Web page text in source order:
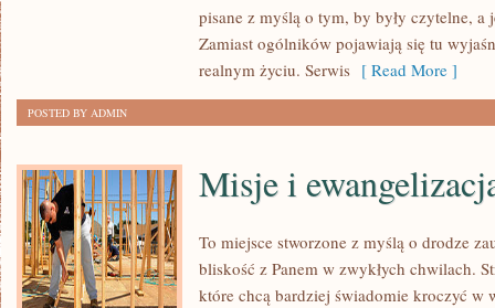
pisane z myślą o tym, by były czytelne, a
Zamiast ogólników pojawiają się tu
realnym życiu. Serwis [ Read More ]
POSTED BY ADMIN
Misje i
To miejsce stworzone z myślą o drodze
bliskość z Panem w zwykłych chwilach.
które chcą bardziej świadomie kroczyć w